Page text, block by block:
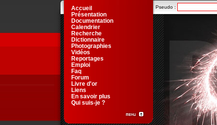
Pseudo :
Accueil
Présentation
Documentation
Calendrier
Recherche
Dictionnaire
Photographies
Vidéos
Reportages
Emploi
Faq
Forum
Livre d'or
Liens
En savoir plus
Qui suis-je ?